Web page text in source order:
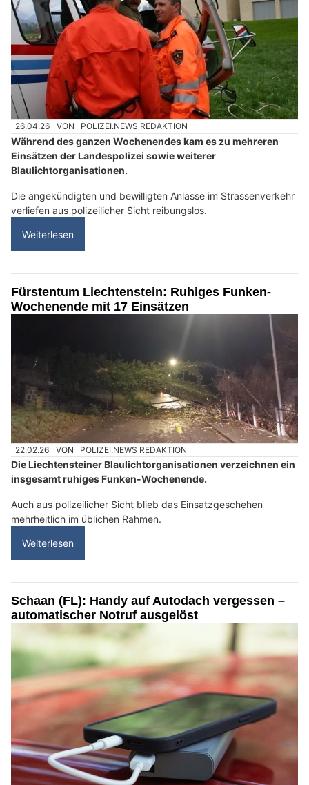
26.04.26 VON POLIZEI.NEWS REDAKTION
Während des ganzen Wochenendes kam es zu mehreren
Einsätzen der Landespolizei sowie weiterer
Blaulichtorganisationen.
Die angekündigten und bewilligten Anlässe im Strassenverkehr
verliefen aus polizeilicher Sicht reibungslos.
Weiterlesen
Fürstentum Liechtenstein: Ruhiges Funken-
Wochenende mit 17 Einsätzen
22.02.26 VON POLIZEI.NEWS REDAKTION
Die Liechtensteiner Blaulichtorganisationen verzeichnen ein
insgesamt ruhiges Funken-Wochenende.
Auch aus polizeilicher Sicht blieb das Einsatzgeschehen
mehrheitlich im üblichen Rahmen.
Weiterlesen
Schaan (FL): Handy auf Autodach vergessen –
automatischer Notruf ausgelöst